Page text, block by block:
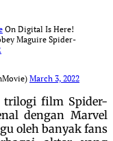
On Digital Is Here!
Maguire Spider-
March 3, 2022
film Spider-
dengan Marvel
oleh banyak fans